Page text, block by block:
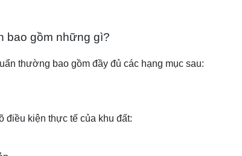
bao gồm những gì?
thường bao gồm đầy đủ các hạng mục sau:
điều kiện thực tế của khu đất: